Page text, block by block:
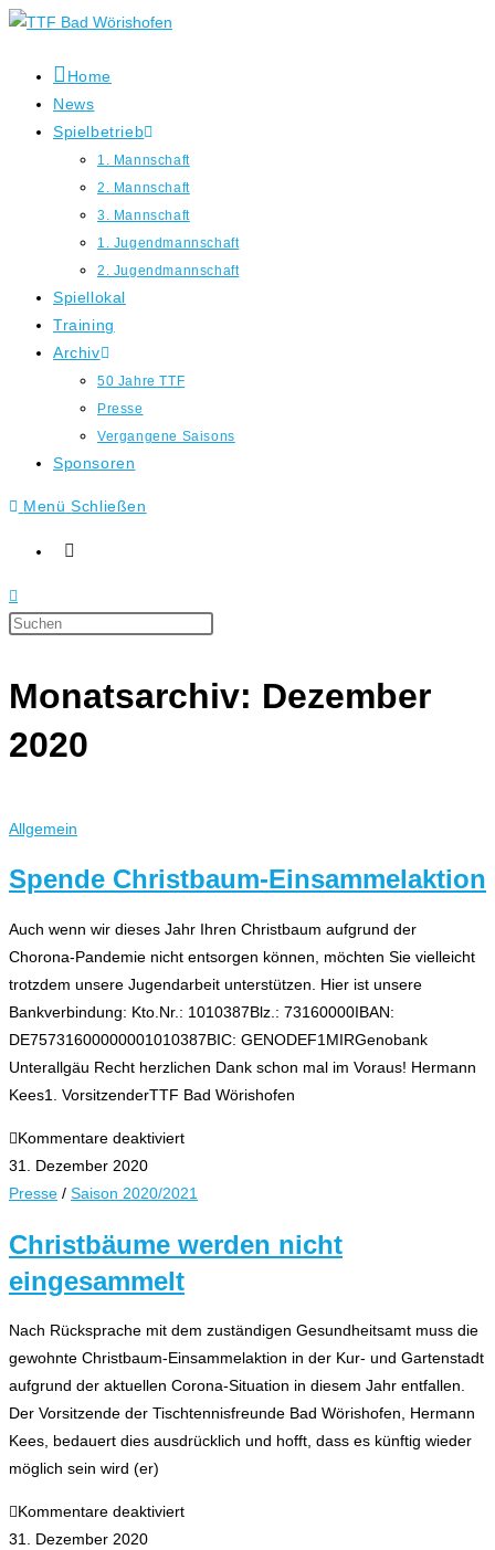
Zum
springen Home
News
Spielbetrieb
1. Mannschaft
2. Mannschaft
3. Mannschaft
1. Jugendmannschaft
2. Jugendmannschaft
Spiellokal
Training
Archiv
50 Jahre TTF
Presse
Vergangene Saisons
Sponsoren
Menü Schließen
close
Monatsarchiv: Dezember
2020
Allgemein
Spende Christbaum-Einsammelaktion
Auch wenn wir dieses Jahr Ihren Christbaum aufgrund der
Chorona-Pandemie nicht entsorgen können, möchten Sie vielleicht
trotzdem unsere Jugendarbeit unterstützen. Hier ist unsere
Bankverbindung: Kto.Nr.: 1010387Blz.: 73160000IBAN:
DE75731600000001010387BIC: GENODEF1MIRGenobank
Unterallgäu Recht herzlichen Dank schon mal im Voraus! Hermann
Kees1. VorsitzenderTTF Bad Wörishofen
Kommentare deaktiviertfür
Christbaum-
31. Dezember 2020
Presse / Saison 2020/2021
Christbäume werden nicht
eingesammelt
Nach Rücksprache mit dem zuständigen Gesundheitsamt muss die
gewohnte Christbaum-Einsammelaktion in der Kur- und Gartenstadt
aufgrund der aktuellen Corona-Situation in diesem Jahr entfallen.
Der Vorsitzende der Tischtennisfreunde Bad Wörishofen, Hermann
Kees, bedauert dies ausdrücklich und hofft, dass es künftig wieder
möglich sein wird (er)
Kommentare deaktiviertfür
31. Dezember 2020